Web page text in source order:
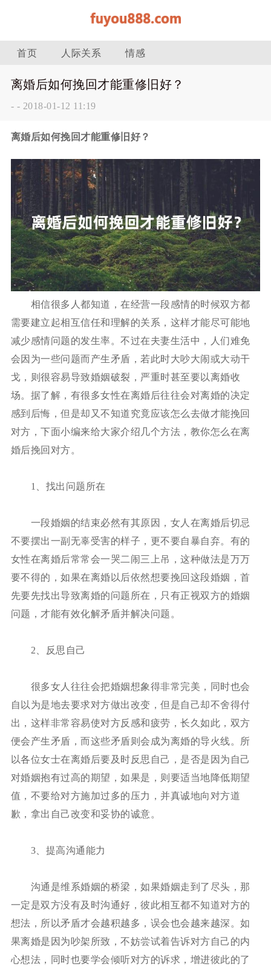
首页 人际关系 情感
离婚后如何挽回才能重修旧好？
- - 2018-01-12 11:19
离婚后如何挽回才能重修旧好？
相信很多人都知道，在经营一段感情的时候双方都
需要建立起相互信任和理解的关系，这样才能尽可能地
减少感情问题的发生率。不过在夫妻生活中，人们难免
会因为一些问题而产生矛盾，若此时大吵大闹或大动干
戈，则很容易导致婚姻破裂，严重时甚至要以离婚收
场。据了解，有很多女性在离婚后往往会对离婚的决定
感到后悔，但是却又不知道究竟应该怎么去做才能挽回
对方，下面小编来给大家介绍几个方法，教你怎么在离
婚后挽回对方。
1、找出问题所在
一段婚姻的结束必然有其原因，女人在离婚后切忌
不要摆出一副无辜受害的样子，更不要自暴自弃。有的
女性在离婚后常常会一哭二闹三上吊，这种做法是万万
要不得的，如果在离婚以后依然想要挽回这段婚姻，首
先要先找出导致离婚的问题所在，只有正视双方的婚姻
问题，才能有效化解矛盾并解决问题。
2、反思自己
很多女人往往会把婚姻想象得非常完美，同时也会
自以为是地去要求对方做出改变，但是自己却不舍得付
出，这样非常容易使对方反感和疲劳，长久如此，双方
便会产生矛盾，而这些矛盾则会成为离婚的导火线。所
以各位女士在离婚后要及时反思自己，是否是因为自己
对婚姻抱有过高的期望，如果是，则要适当地降低期望
值，不要给对方施加过多的压力，并真诚地向对方道
歉，拿出自己改变和妥协的诚意。
3、提高沟通能力
沟通是维系婚姻的桥梁，如果婚姻走到了尽头，那
一定是双方没有及时沟通好，彼此相互都不知道对方的
想法，所以矛盾才会越积越多，误会也会越来越深。如
果离婚是因为吵架所致，不妨尝试着告诉对方自己的内
心想法，同时也要学会倾听对方的诉求，增进彼此的了